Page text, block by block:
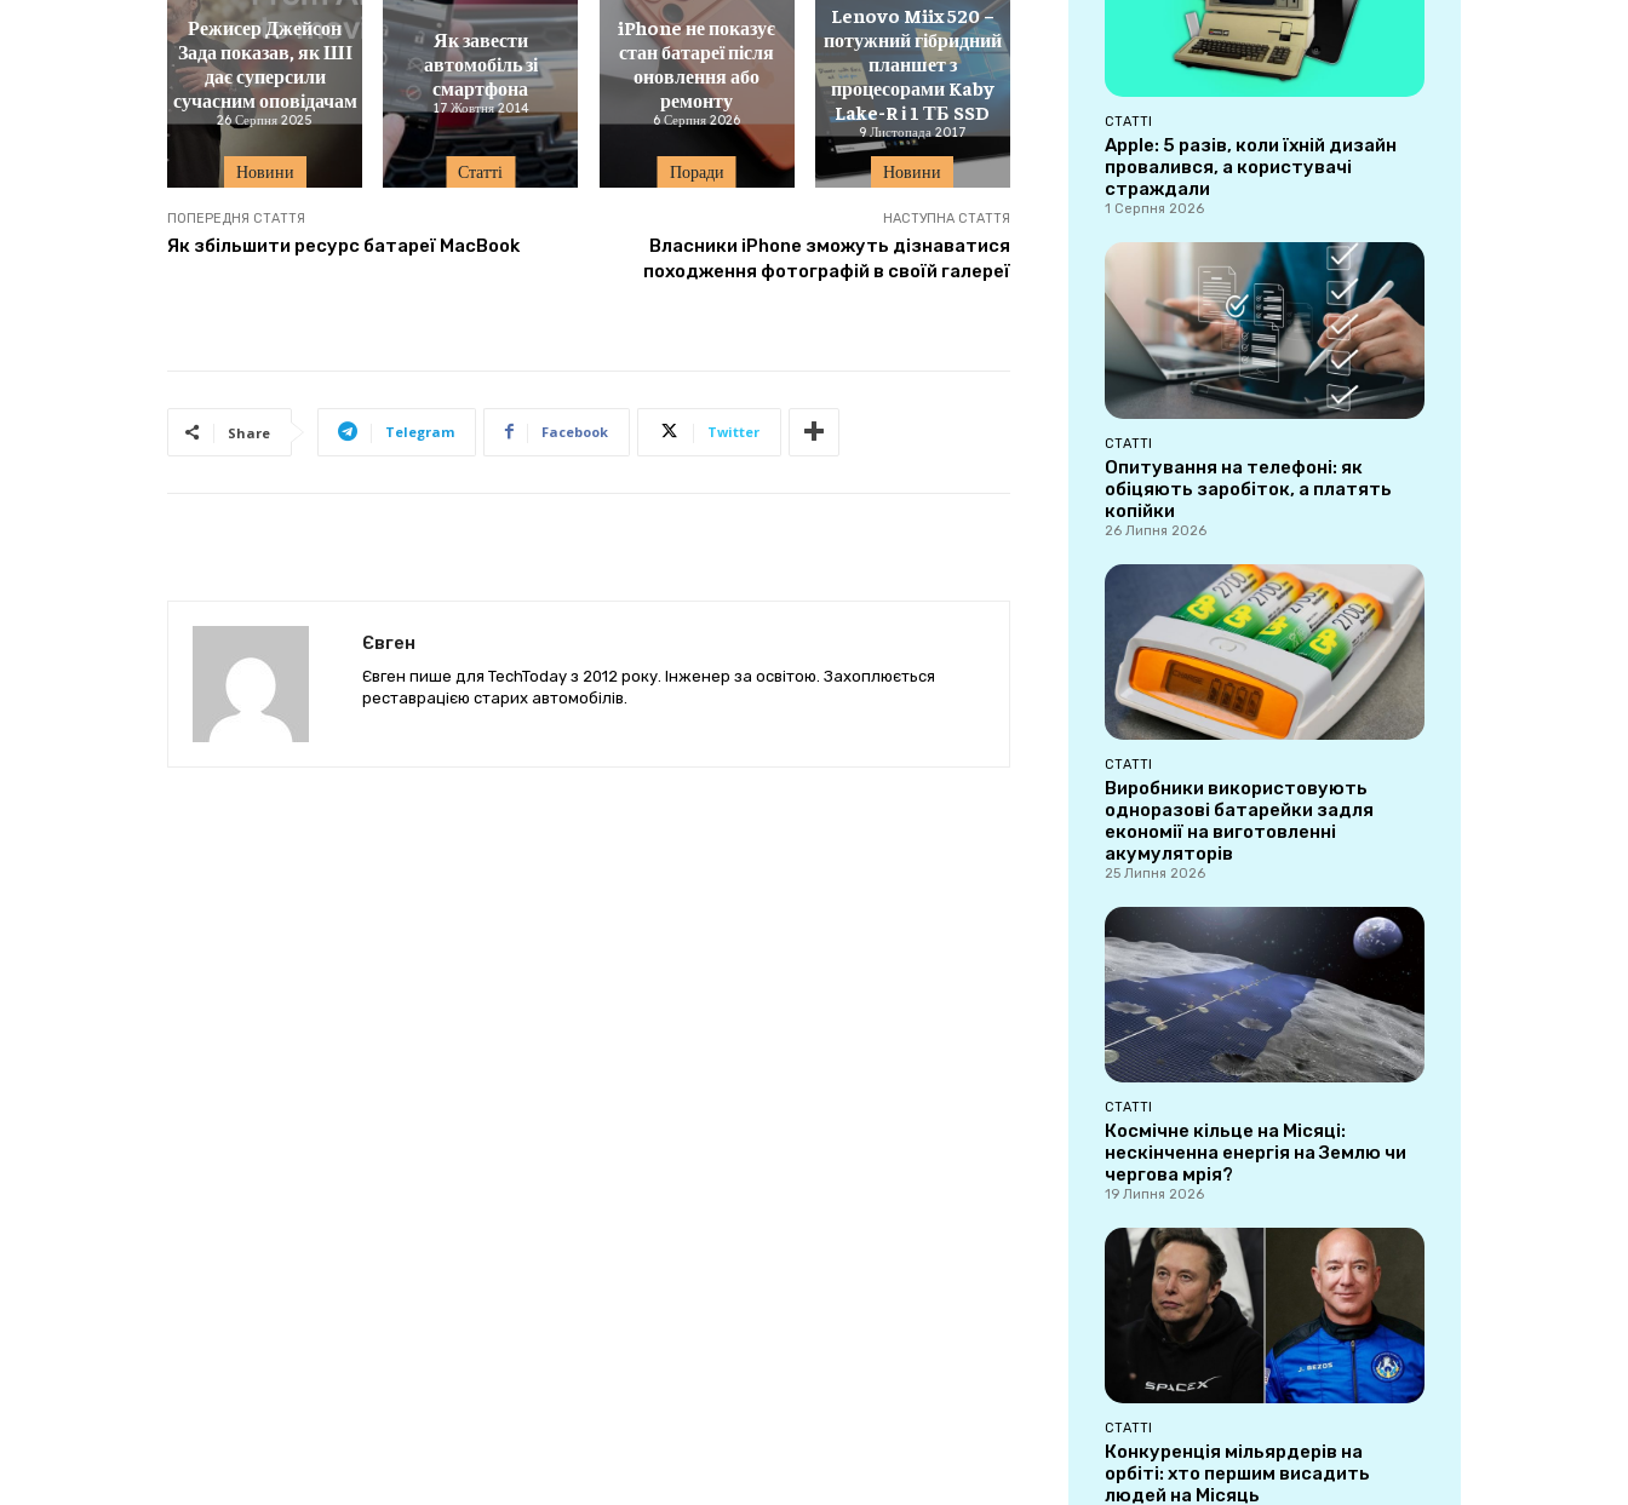
Новини
Режисер Джейсон
Зада показав, як ШІ
дає суперсили
сучасним оповідачам
26 Серпня 2025
Статті
Як завести
автомобіль зі
смартфона
17 Жовтня 2014
Поради
iPhone не показує
стан батареї після
оновлення або
ремонту
6 Серпня 2026
Новини
Lenovo Miix 520 –
потужний гібридний
планшет з
процесорами Kaby
Lake-R і 1 ТБ SSD
9 Листопада 2017
ПОПЕРЕДНЯ СТАТТЯ
Як збільшити ресурс батареї MacBook
НАСТУПНА СТАТТЯ
Власники iPhone зможуть дізнаватися
походження фотографій в своїй галереї
Share Telegram Facebook Twitter
Євген
Євген пише для TechToday з 2012 року. Інженер за освітою. Захоплюється
реставрацією старих автомобілів.
СТАТТІ
Apple: 5 разів, коли їхній дизайн
провалився, а користувачі
страждали
1 Серпня 2026
СТАТТІ
Опитування на телефоні: як
обіцяють заробіток, а платять
копійки
26 Липня 2026
СТАТТІ
Виробники використовують
одноразові батарейки задля
економії на виготовленні
акумуляторів
25 Липня 2026
СТАТТІ
Космічне кільце на Місяці:
нескінченна енергія на Землю чи
чергова мрія?
19 Липня 2026
СТАТТІ
Конкуренція мільярдерів на
орбіті: хто першим висадить
людей на Місяць